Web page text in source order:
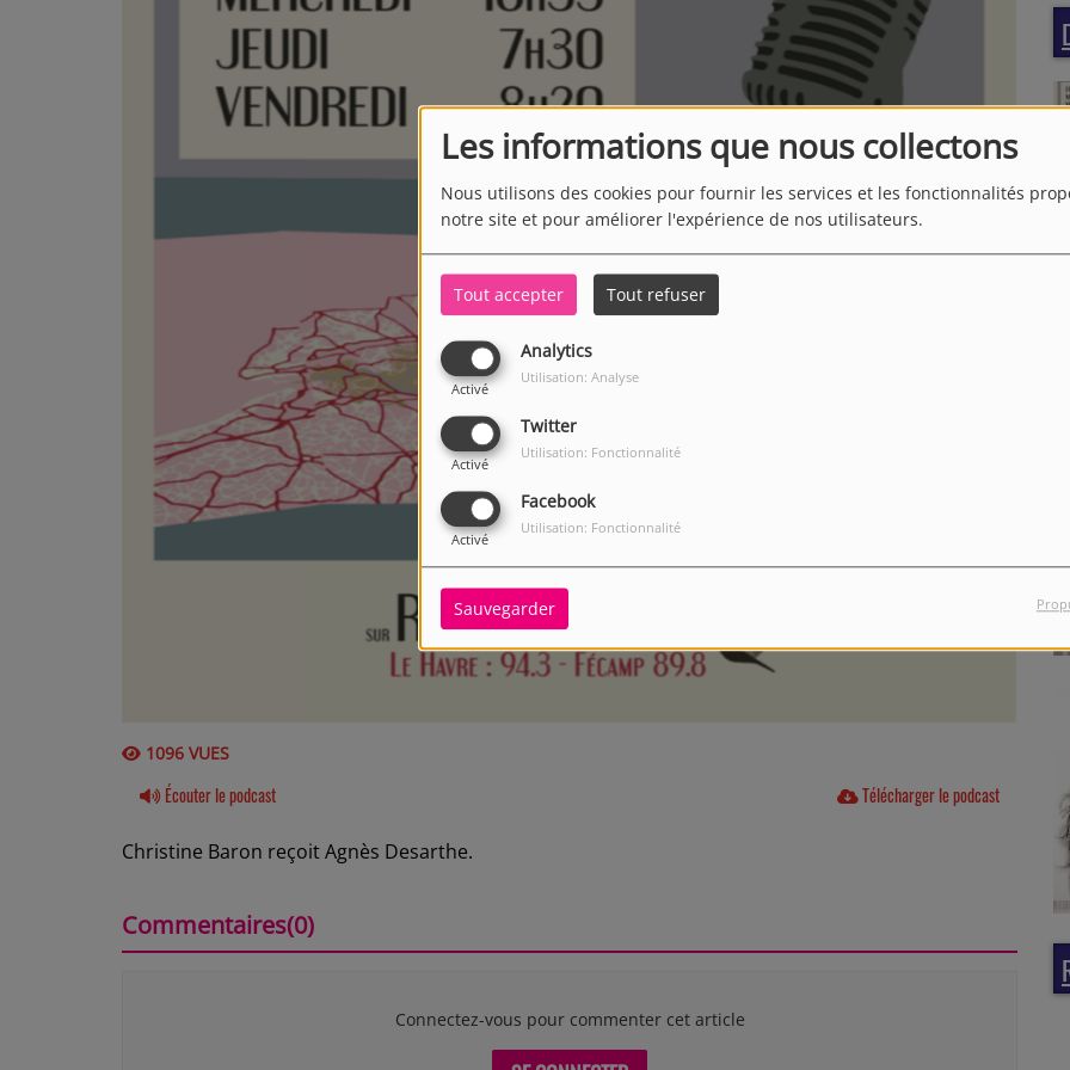
Les informations que nous collectons
Nous utilisons des cookies pour fournir les services et les fonctionnalités
notre site et pour améliorer l'expérience de nos utilisateurs.
Tout accepter Tout refuser
Analytics
Activé
Utilisation: Analyse
Twitter
Activé
Utilisation: Fonctionnalité
Facebook
Activé
Utilisation: Fonctionnalité
Sauvegarder
1096 VUES
Écouter le podcast Télécharger le podcast
Christine Baron reçoit Agnès Desarthe.
Commentaires(0)
Connectez-vous pour commenter cet article